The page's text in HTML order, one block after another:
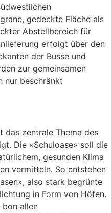
gedeckte Fläche als
Abstellbereich für
erfolgt über den
der Busse und
zur gemeinsamen
nur beschränkt
das zentrale Thema des
Die «Schuloase» soll die
gesunden Klima
vermitteln. So entstehen
also stark begrünte
in Form von Höfen.
bon allen